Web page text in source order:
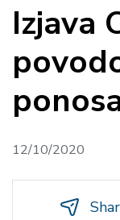
Izjava
12/10/2020